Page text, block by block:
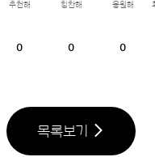
추천해
0
칭찬해
0
응원해
0
목록보기